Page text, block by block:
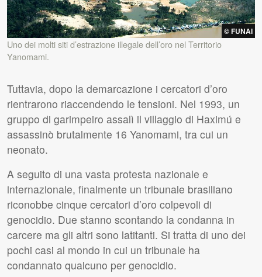
© FUNAI
Uno dei molti siti d’estrazione illegale dell’oro nel Territorio
Yanomami.
Tuttavia, dopo la demarcazione i cercatori d’oro
rientrarono riaccendendo le tensioni. Nel 1993, un
gruppo di garimpeiro assalì il villaggio di Haximú e
assassinò brutalmente 16 Yanomami, tra cui un
neonato.
A seguito di una vasta protesta nazionale e
internazionale, finalmente un tribunale brasiliano
riconobbe cinque cercatori d’oro colpevoli di
genocidio. Due stanno scontando la condanna in
carcere ma gli altri sono latitanti. Si tratta di uno dei
pochi casi al mondo in cui un tribunale ha
condannato qualcuno per genocidio.